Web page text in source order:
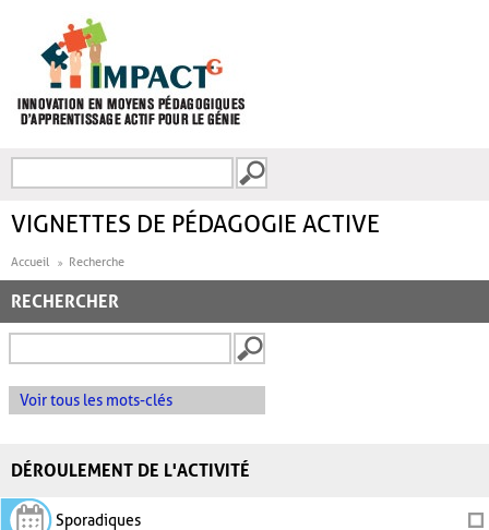
FORMULAIRE DE
VIGNETTES DE PÉDAGOGIE ACTIVE
Accueil Recherche
RECHERCHER
Voir tous les mots-clés
DÉROULEMENT DE L'ACTIVITÉ
Sporadiques